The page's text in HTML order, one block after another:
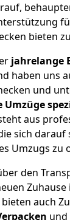
bieten
jahrelange
haben uns
und
aus
sich darauf
Umzugs zu
den
Zuhause
auch
und